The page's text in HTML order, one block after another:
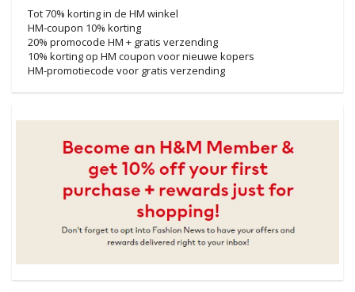
Tot 70% korting in de HM winkel
HM-coupon 10% korting
20% promocode HM + gratis verzending
10% korting op HM coupon voor nieuwe kopers
HM-promotiecode voor gratis verzending